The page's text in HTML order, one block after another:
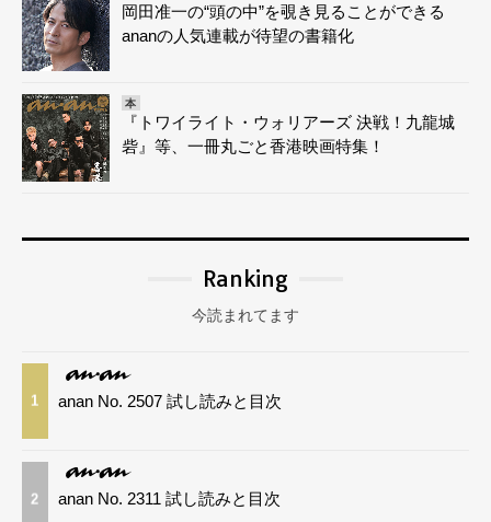
岡田准一の“頭の中”を覗き見ることができる
ananの人気連載が待望の書籍化
本
『トワイライト・ウォリアーズ 決戦！九龍城
砦』等、一冊丸ごと香港映画特集！
Ranking
今読まれてます
1 anan No. 2507 試し読みと目次
2 anan No. 2311 試し読みと目次